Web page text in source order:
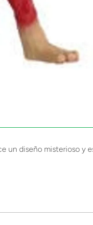
un diseño misterioso